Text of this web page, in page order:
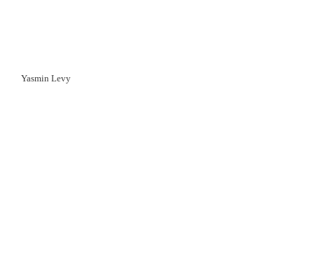
Yasmin Levy